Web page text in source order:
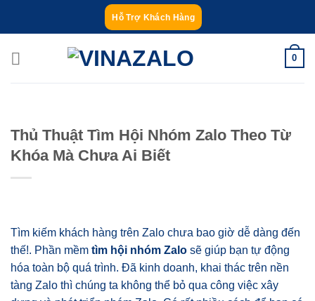
Hỗ Trợ Khách Hàng
0
Thủ Thuật Tìm Hội Nhóm Zalo Theo Từ
Khóa Mà Chưa Ai Biết
Tìm kiếm khách hàng trên Zalo chưa bao giờ dễ dàng đến
thế!. Phần mềm tìm hội nhóm Zalo sẽ giúp bạn tự động
hóa toàn bộ quá trình. Đã kinh doanh, khai thác trên nền
tàng Zalo thì chúng ta không thể bỏ qua công việc xây